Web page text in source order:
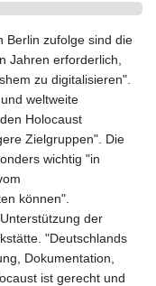
Berlin zufolge sind die
Jahren erforderlich,
zu digitalisieren".
weltweite
Holocaust
Zielgruppen". Die
wichtig "in
können".
der
"Deutschlands
Dokumentation,
ist gerecht und